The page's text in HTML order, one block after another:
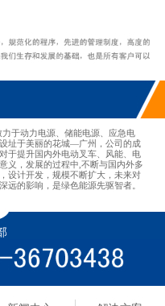
于动力电源、储能电源、应急电
址于美丽的花城—广州，公司的成
于提升国内外电动叉车、风能、电
义，发展的过程中,不断与国内外多
设计开发，规模不断扩大，未来对
远的影响，是绿色能源先驱智者。